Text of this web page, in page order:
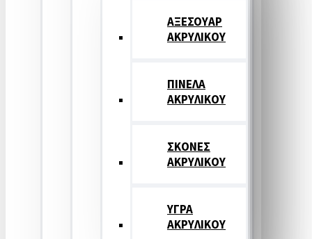
ΑΞΕΣΟΥΑΡ
ΑΚΡΥΛΙΚΟΥ
ΠΙΝΕΛΑ
ΑΚΡΥΛΙΚΟΥ
ΣΚΟΝΕΣ
ΑΚΡΥΛΙΚΟΥ
ΥΓΡΑ
ΑΚΡΥΛΙΚΟΥ